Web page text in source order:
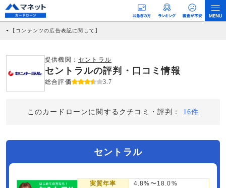
【コンテンツの広告表記に関して】
社に対して企業から紹介報酬が支払われるという収益モデルです。 ただし、特定の
商品を根拠なくPRするものではなく、当編集部の調査／ユーザーへの口コミ収集な
どに基づき、公平性を担保した情報提供を行っています。
提供機関： セントラル
セントラルの評判・口コミ情報
総合評価 3.7
このカードローンに関するクチコミ・評判： 16件
セントラル
実質年率 4.8%〜18.0%